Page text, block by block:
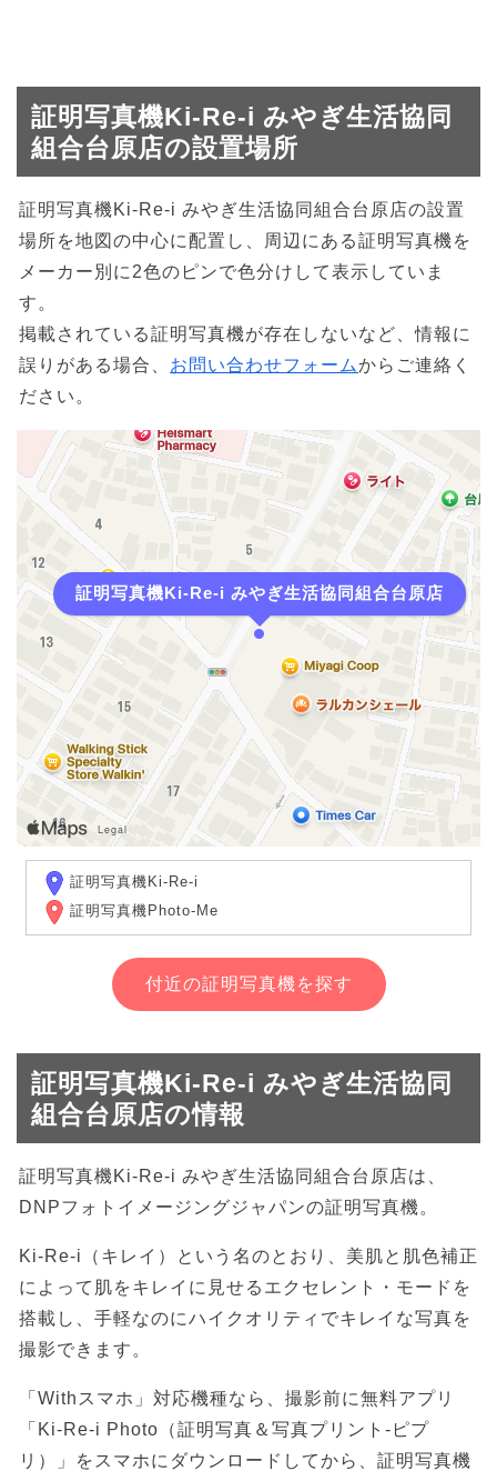
証明写真機Ki-Re-i みやぎ生活協同
組合台原店の設置場所
証明写真機Ki-Re-i みやぎ生活協同組合台原店の設置
場所を地図の中心に配置し、周辺にある証明写真機を
メーカー別に2色のピンで色分けして表示していま
す。
掲載されている証明写真機が存在しないなど、情報に
誤りがある場合、 お問い合わせフォームからご連絡く
ださい。
証明写真機Ki-Re-i みやぎ生活協同組合台原店
証明写真機Ki-Re-i
証明写真機Photo-Me
付近の証明写真機を探す
証明写真機Ki-Re-i みやぎ生活協同
組合台原店の情報
証明写真機Ki-Re-i みやぎ生活協同組合台原店は、
DNPフォトイメージングジャパンの証明写真機。
Ki-Re-i（キレイ）という名のとおり、美肌と肌色補正
によって肌をキレイに見せるエクセレント・モードを
搭載し、手軽なのにハイクオリティでキレイな写真を
撮影できます。
「Withスマホ」対応機種なら、撮影前に無料アプリ
「Ki-Re-i Photo（証明写真＆写真プリント-ピプ
リ）」をスマホにダウンロードしてから、証明写真機